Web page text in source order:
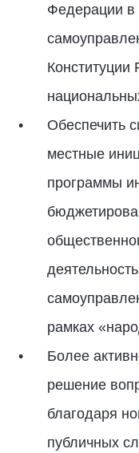
Федерации в
Конституции
Обеспечить
местные
программы
рамках
Более
решение
благодаря
публичных